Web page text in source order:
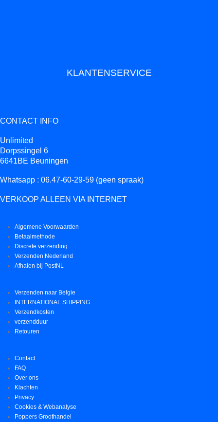
KLANTENSERVICE
CONTACT INFO
Unlimited
Dorpssingel 6
6641BE Beuningen
Whatsapp : 06.47-60-29-59 (geen spraak)
VERKOOP ALLEEN VIA INTERNET
Algemene Voorwaarden
Betaalmethode
Discrete verzending
Verzenden Nederland
Afhalen bij PostNL
Verzenden naar Belgie
INTERNATIONAL SHIPPING
Verzendkosten
verzendduur
Retouren
Contact
FAQ
Over ons
Klachten
Privacy
Cookies & Webanalyse
Poppers Groothandel